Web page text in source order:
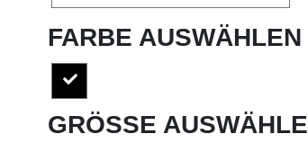
FARBE AUSWÄHLEN
GRÖSSE AUSWÄHLEN